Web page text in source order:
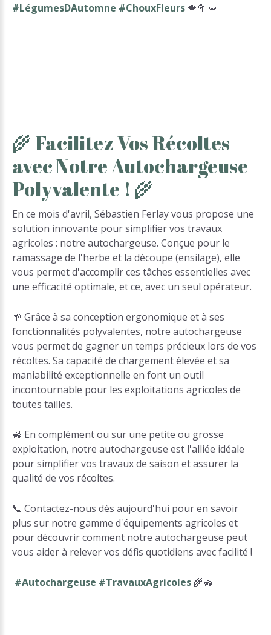
#LégumesDAutomne #ChouxFleurs 🍁🥦🥕
🌾 FacilitezVosRécoltes
avecNotreAutochargeuse
Polyvalente ! 🌾
En ce mois d'avril, Sébastien Ferlay vous propose une
solution innovante pour simplifier vos travaux
agricoles : notre autochargeuse. Conçue pour le
ramassage de l'herbe et la découpe (ensilage), elle
vous permet d'accomplir ces tâches essentielles avec
une efficacité optimale, et ce, avec un seul opérateur.
🌱 Grâce à sa conception ergonomique et à ses
fonctionnalités polyvalentes, notre autochargeuse
vous permet de gagner un temps précieux lors de vos
récoltes. Sa capacité de chargement élevée et sa
maniabilité exceptionnelle en font un outil
incontournable pour les exploitations agricoles de
toutes tailles.
🚜 En complément ou sur une petite ou grosse
exploitation, notre autochargeuse est l'alliée idéale
pour simplifier vos travaux de saison et assurer la
qualité de vos récoltes.
📞 Contactez-nous dès aujourd'hui pour en savoir
plus sur notre gamme d'équipements agricoles et
pour découvrir comment notre autochargeuse peut
vous aider à relever vos défis quotidiens avec facilité !
#Autochargeuse #TravauxAgricoles 🌾🚜